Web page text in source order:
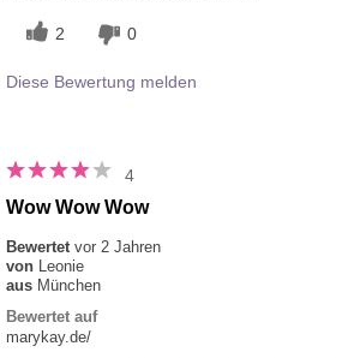
2 0
Diese Bewertung melden
4
Wow Wow Wow
Bewertet vor 2 Jahren
von Leonie
aus München
Bewertet auf
marykay.de/